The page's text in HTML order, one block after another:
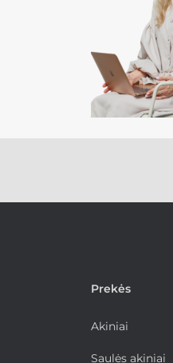
Prekės
Akiniai
Saulės akiniai